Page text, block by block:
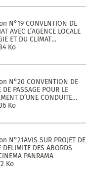
–
N°19 CONVENTION DE
AVEC L’AGENCE LOCALE
ET DU CLIMAT
METROPOLE :
Ko
N°20 CONVENTION DE
DE PASSAGE POUR LE
D’UNE CONDUITE
DANS LE CADRE DE
L’EUROPE SUR LA
Ko
N°21AVIS SUR PROJET DE
DELIMITE DES ABORDS
PANRAMA
Ko